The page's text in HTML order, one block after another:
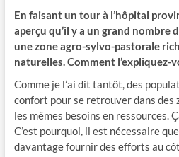
En faisant un tour à l’hôpital
aperçu qu’il y a un grand nombre
une zone agro-sylvo-pastorale
naturelles. Comment l’expliquez-
Comme je l’ai dit tantôt, des
confort pour se retrouver dans des
les mêmes besoins en ressources.
C’est pourquoi, il est nécessaire
davantage fournir des efforts au